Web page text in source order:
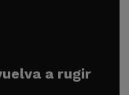
a rugir